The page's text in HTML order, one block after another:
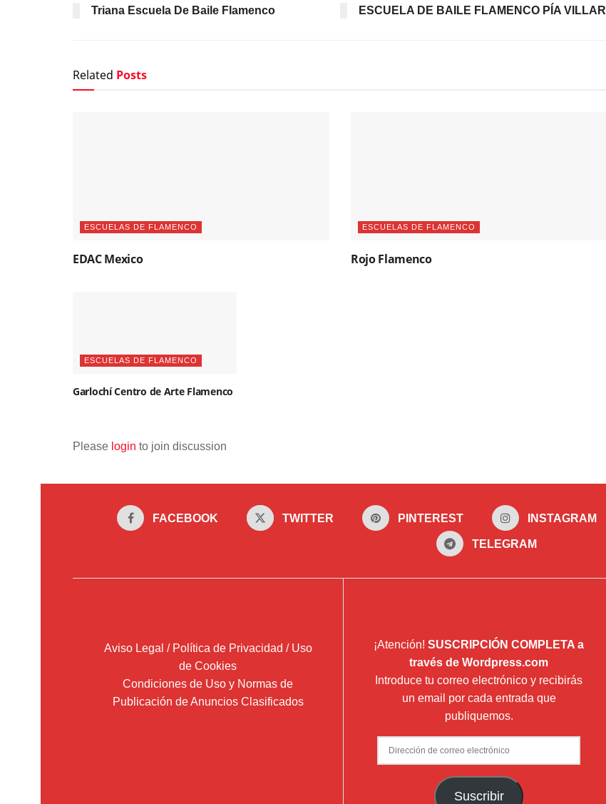
Triana Escuela De Baile Flamenco
ESCUELA DE BAILE FLAMENCO PÍA VILLAR
Related Posts
ESCUELAS DE FLAMENCO
EDAC Mexico
ESCUELAS DE FLAMENCO
Rojo Flamenco
ESCUELAS DE FLAMENCO
Garlochí­ Centro de Arte Flamenco
Please login to join discussion
FACEBOOK TWITTER PINTEREST INSTAGRAM
TELEGRAM
Aviso Legal / Política de Privacidad / Uso
de Cookies
Condiciones de Uso y Normas de
Publicación de Anuncios Clasificados
¡Atención! SUSCRIPCIÓN COMPLETA a
través de Wordpress.com
Introduce tu correo electrónico y recibirás
un email por cada entrada que
publiquemos.
Dirección
de
Suscribir